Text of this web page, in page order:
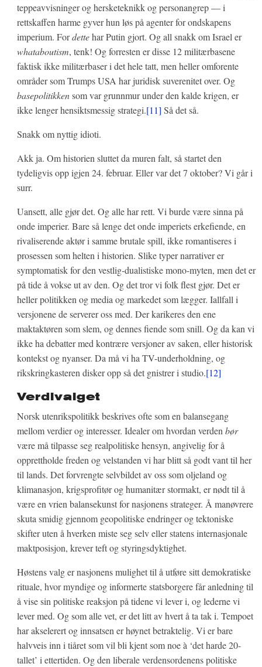
teppeavvisninger og hersketeknikk og personangrep — i
rettskaffen harme gyver hun løs på agenter for ondskapens
imperium. Fordettehar Putin gjort. Og all snakk om Israel er
whataboutism, tenk! Og forresten er disse 12 militærbasene
faktisk ikke militærbaser i det hele tatt, men heller omforente
områder som Trumps USA har juridisk suverenitet over. Og
basepolitikkensom var grunnmur under den kalde krigen, er
ikke lenger hensiktsmessig strategi.[11] Så det så.
Snakk om nyttig idioti.
Akk ja. Om historien sluttet da muren falt, så startet den
tydeligvis opp igjen 24. februar. Eller var det 7 oktober? Vi går i
surr.
Uansett, alle gjør det. Og alle har rett. Vi burde være sinna på
onde imperier. Bare så lenge det onde imperiets erkefiende, en
rivaliserende aktør i samme brutale spill, ikke romantiseres i
prosessen som helten i historien. Slike typer narrativer er
symptomatisk for den vestlig-dualistiske mono-myten, men det er
på tide å vokse ut av den. Og det tror vi folk flest gjør. Det er
heller politikken og media og markedet som lægger. Iallfall i
versjonene de serverer oss med. Der karikeres den ene
maktaktøren som slem, og dennes fiende som snill. Og da kan vi
ikke ha debatter med kontrære versjoner av saken, eller historisk
kontekst og nyanser. Da må vi ha TV-underholdning, og
rikskringkasteren disker opp så det gnistrer i studio.[12]
Verdivalget
Norsk utenrikspolitikk beskrives ofte som en balansegang
mellom verdier og interesser. Idealer om hvordan verden bør
være må tilpasse seg realpolitiske hensyn, angivelig for å
opprettholde freden og velstanden vi har blitt så godt vant til her
til lands. Det forvrengte selvbildet av oss som oljeland og
klimanasjon, krigsprofitør og humanitær stormakt, er nødt til å
være en vrien balansekunst for nasjonens strateger. Å manøvrere
skuta smidig gjennom geopolitiske endringer og tektoniske
skifter uten å hverken miste seg selv eller statens internasjonale
maktposisjon, krever teft og styringsdyktighet.
Høstens valg er nasjonens mulighet til å utføre sitt demokratiske
rituale, hvor myndige og informerte statsborgere får anledning til
å vise sin politiske reaksjon på tidene vi lever i, og lederne vi
lever med. Og som alle vet, er det litt av hvert å ta tak i. Tempoet
har akselerert og innsatsen er høynet betraktelig. Vi er bare
halvveis inn i tiåret som vil bli kjent som noe à ‘det harde 20-
tallet’ i ettertiden. Og den liberale verdensordenens politiske